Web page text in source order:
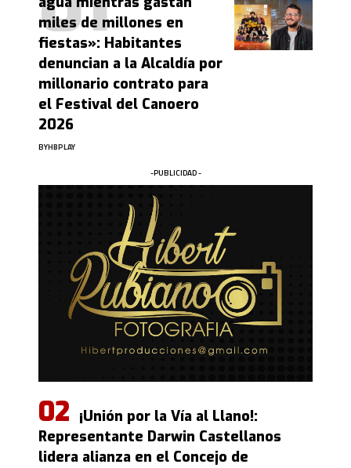
miles de millones en
fiestas»: Habitantes
denuncian a la Alcaldía por
millonario contrato para
el Festival del Canoero
2026
BYHBPLAY
-PUBLICIDAD -
¡Unión por la Vía al Llano!:
Representante Darwin Castellanos
lidera alianza en el Concejo de